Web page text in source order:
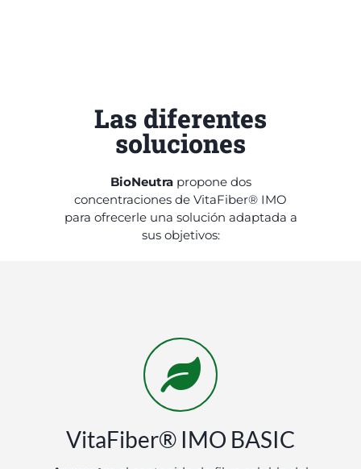
Las diferentes
soluciones
BioNeutrapropone dos
concentraciones de VitaFiber® IMO
para ofrecerle una solución adaptada a
sus objetivos:
VitaFiber® IMO BASIC